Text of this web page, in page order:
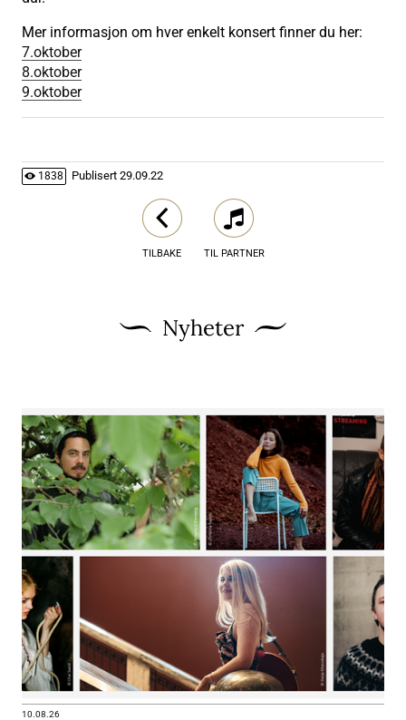
Mer informasjon om hver enkelt konsert finner du her:
7.oktober
8.oktober
9.oktober
1838 Publisert 29.09.22
TILBAKE TIL PARTNER
Nyheter
10.08.26